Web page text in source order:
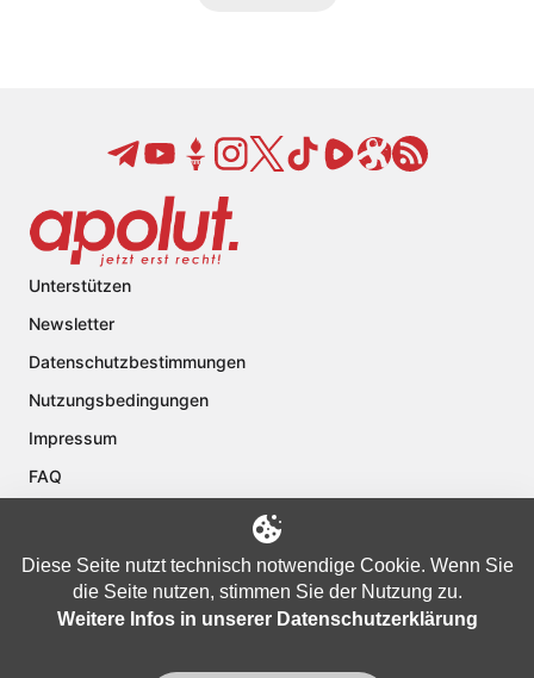
Unterstützen
Newsletter
Datenschutzbestimmungen
Nutzungsbedingungen
Impressum
FAQ
Diese Seite nutzt technisch notwendige Cookie. Wenn Sie
die Seite nutzen, stimmen Sie der Nutzung zu.
Weitere Infos in unserer Datenschutzerklärung